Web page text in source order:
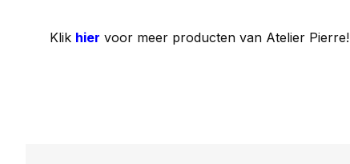
Klik hier voor meer producten van Atelier Pierre!